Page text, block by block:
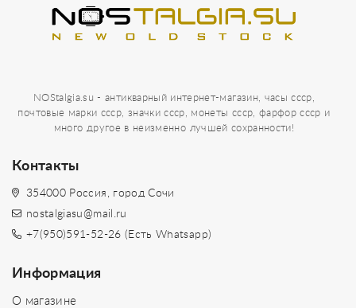
NOStalgia.su - антикварный интернет-магазин, часы ссср,
почтовые марки ссср, значки ссср, монеты ссср, фарфор ссср и
много другое в неизменно лучшей сохранности!
Контакты
354000 Россия, город Сочи
nostalgiasu@mail.ru
+7(950)591-52-26 (Есть Whatsapp)
Информация
О магазине